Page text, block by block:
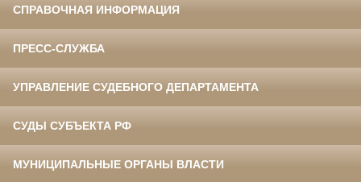
СПРАВОЧНАЯ ИНФОРМАЦИЯ
ПРЕСС-СЛУЖБА
УПРАВЛЕНИЕ СУДЕБНОГО ДЕПАРТАМЕНТА
СУДЫ СУБЪЕКТА РФ
МУНИЦИПАЛЬНЫЕ ОРГАНЫ ВЛАСТИ